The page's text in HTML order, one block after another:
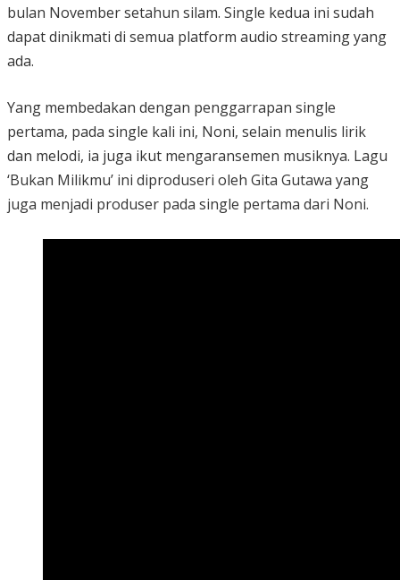
bulan November setahun silam. Single kedua ini sudah
dapat dinikmati di semua platform audio streaming yang
ada.
Yang membedakan dengan penggarrapan single
pertama, pada single kali ini, Noni, selain menulis lirik
dan melodi, ia juga ikut mengaransemen musiknya. Lagu
‘Bukan Milikmu’ ini diproduseri oleh Gita Gutawa yang
juga menjadi produser pada single pertama dari Noni.